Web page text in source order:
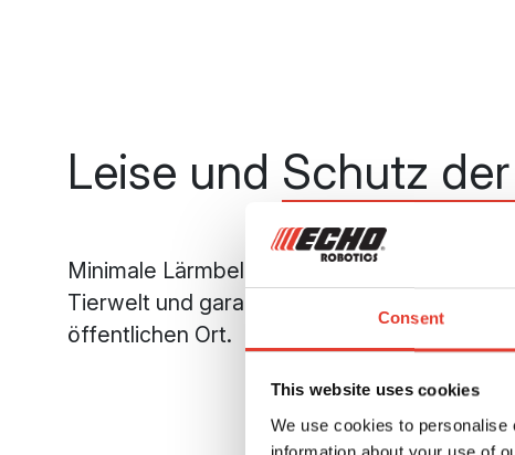
Consent
This website uses cookies
We use cookies to
Leise und Schutz
Minimale Lärmbelästigung (max. 52 dBA),
Tierwelt und garantierte Ruhe für jeden
öffentlichen Ort.